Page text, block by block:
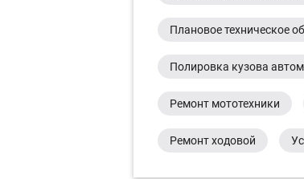
Плановое техническое
Полировка кузова
Ремонт мототехники
Ремонт ходовой